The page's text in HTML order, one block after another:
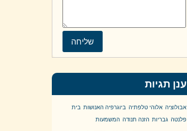
ענן תגיות
אבולוציה אלוהי טלפתיה ביוגרפיה האנושות בית
פלנטה גבריות הזנה תנודה המשמעות